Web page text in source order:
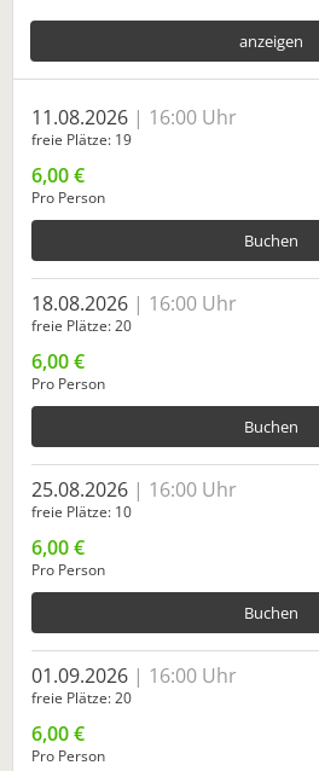
anzeigen
11.08.2026 16:00 Uhr
freie Plätze 19
6,00 €
Pro Person
Buchen
18.08.2026 16:00 Uhr
freie Plätze 20
6,00 €
Pro Person
Buchen
25.08.2026 16:00 Uhr
freie Plätze 10
6,00 €
Pro Person
Buchen
01.09.2026 16:00 Uhr
freie Plätze 20
6,00 €
Pro Person